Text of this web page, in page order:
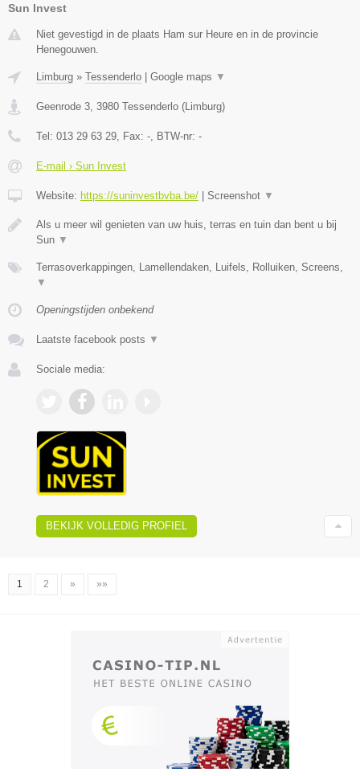
Sun Invest
Niet gevestigd in de plaats Ham sur Heure en in de provincie
Henegouwen.
Limburg » Tessenderlo Google maps ▼
Geenrode 3 3980 Tessenderlo ( Limburg)
Tel: 013 29 63 29 , Fax: - , BTW-nr: -
E-mail › Sun Invest
Website: https://suninvestbvba.be/ Screenshot ▼
Als u meer wil genieten van uw huis, terras en tuin dan bent u bij
Sun ▼
Terrasoverkappingen, Lamellendaken, Luifels, Rolluiken, Screens,
▼
Openingstijden onbekend
Laatste facebook posts ▼
Sociale media:
BEKIJK VOLLEDIG PROFIEL
1 2 » »»